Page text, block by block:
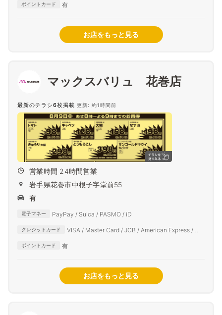
ポイントカード 有
お店をもっと見る
マックスバリュ 花巻店
最新のチラシ6枚掲載 更新: 約1時間前
営業時間 24時間営業
岩手県花巻市中根子字堂前55
有
電子マネー PayPay / Suica / PASMO / iD
クレジットカード
VISA / Master Card / JCB / American Express /
ポイントカード 有
お店をもっと見る